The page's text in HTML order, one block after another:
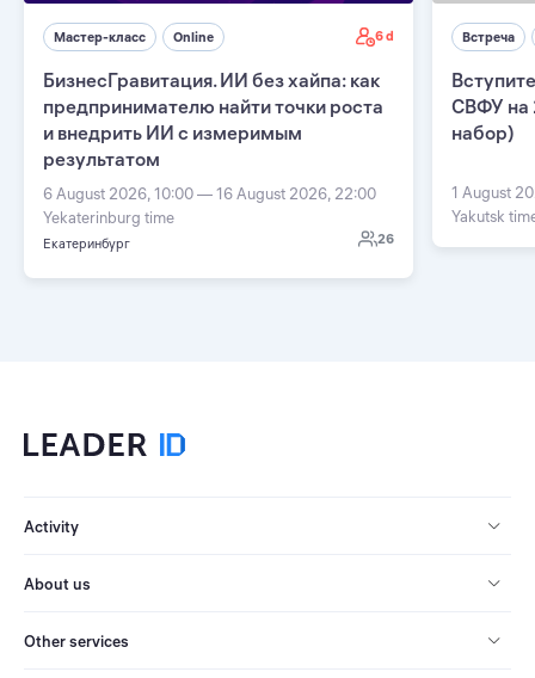
Мастер-класс Online 6 d
БизнесГравитация. ИИ без хайпа: как
предпринимателю найти точки роста
и внедрить ИИ с измеримым
результатом
6 August 2026, 10:00 — 16 August 2026, 22:00
Yekaterinburg time
Екатеринбург 26
Встреча
СВФУ на
набор)
1 August
Yakutsk
Activity
About us
Other services